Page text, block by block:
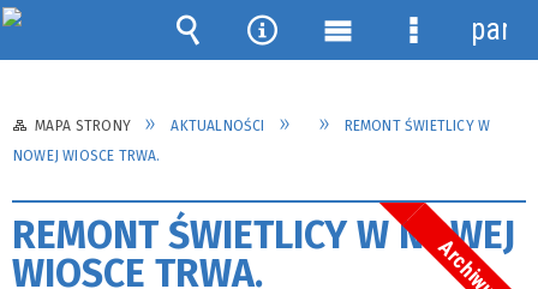
MAPA STRONY AKTUALNOŚCI
REMONT ŚWIETLICY W
NOWEJ WIOSCE TRWA.
REMONT ŚWIETLICY W NOWEJ
WIOSCE TRWA.
Archiwum
Wyszukiwarka
Narzędzia
Menu Menu
panel